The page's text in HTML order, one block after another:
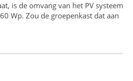
is de omvang van het PV systeem
Wp. Zou de groepenkast dat aan